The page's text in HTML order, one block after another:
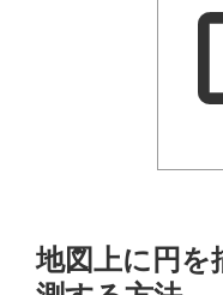
地図上に円を